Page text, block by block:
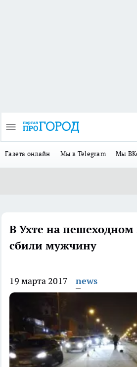
Газета онлайн Мы в Telegram Мы
В Ухте на пешеходном
сбили мужчину
19 марта 2017 news